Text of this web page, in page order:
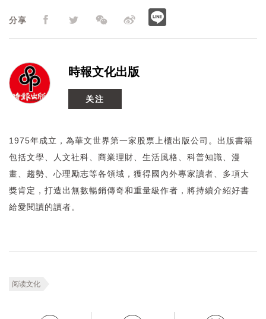
分享
時報文化出版
关注
1975年成立，為華文世界第一家股票上櫃出版公司。出版書籍
包括文學、人文社科、商業理財、生活風格、科普知識、漫
畫、趨勢、心理勵志等各領域，獲得國內外專家讀者、多項大
獎肯定，打造出無數暢銷傳奇和重量級作者，將持續介紹好書
給愛閱讀的讀者。
阅读文化